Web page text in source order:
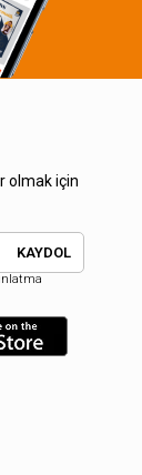
olmak için
KAYDOL